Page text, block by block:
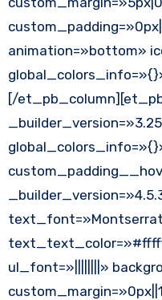
animation=»bottom»
[/
ul_font=»||||||||»